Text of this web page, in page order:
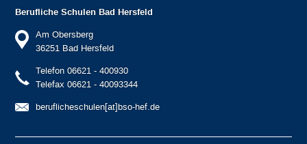
Berufliche Schulen Bad Hersfeld
Am Obersberg
36251 Bad Hersfeld
Telefon 06621 - 400930
Telefax 06621 - 40093344
beruflicheschulen[at]bso-hef.de